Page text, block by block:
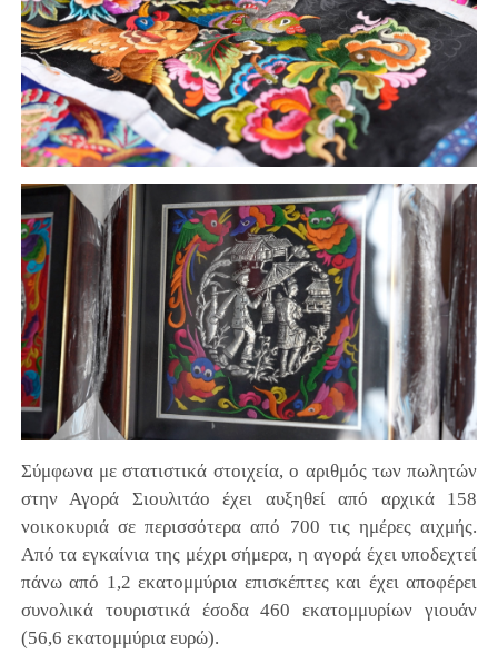
Σύμφωνα με στατιστικά στοιχεία, ο αριθμός των πωλητών
στην Αγορά Σιουλιτάο έχει αυξηθεί από αρχικά 158
νοικοκυριά σε περισσότερα από 700 τις ημέρες αιχμής.
Από τα εγκαίνια της μέχρι σήμερα, η αγορά έχει υποδεχτεί
πάνω από 1,2 εκατομμύρια επισκέπτες και έχει αποφέρει
συνολικά τουριστικά έσοδα 460 εκατομμυρίων γιουάν
(56,6 εκατομμύρια ευρώ).